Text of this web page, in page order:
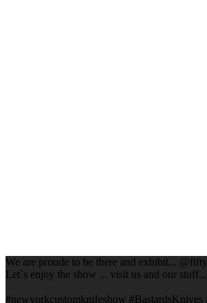
We are proude to be there and exhibit...
Let`s enjoy the show ... visit us and our
#newyorkcustomknifeshow #BastardsKnives